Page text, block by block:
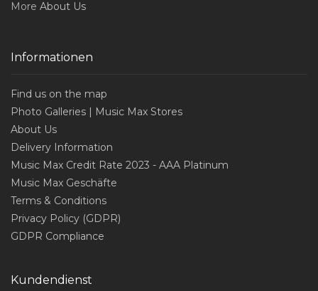
More About Us
Informationen
Find us on the map
Photo Galleries | Music Max Stores
About Us
Delivery Information
Music Max Credit Rate 2023 - AAA Platinum
Music Max Geschäfte
Terms & Conditions
Privacy Policy (GDPR)
GDPR Compliance
Kundendienst